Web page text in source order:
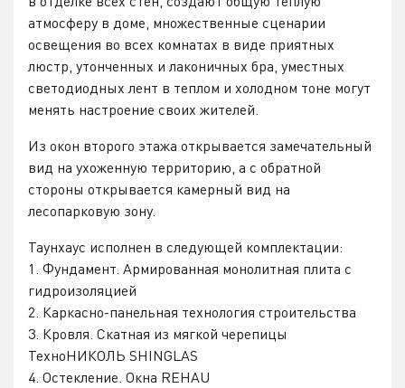
атмосферу в доме, множественные сценарии
освещения во всех комнатах в виде приятных
люстр, утонченных и лаконичных бра, уместных
светодиодных лент в теплом и холодном тоне могут
менять настроение своих жителей.
Из окон второго этажа открывается замечательный
вид на ухоженную территорию, а с обратной
стороны открывается камерный вид на
лесопарковую зону.
Таунхаус исполнен в следующей комплектации:
1. Фундамент. Армированная монолитная плита с
гидроизоляцией
2. Каркасно-панельная технология строительства
3. Кровля. Скатная из мягкой черепицы
ТехноНИКОЛЬ SHINGLAS
4. Остекление. Окна REHAU